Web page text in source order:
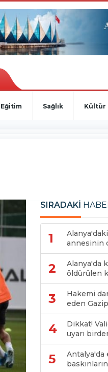
Eğitim Sağlık Kültür
SIRADAKİ
1
annesinin
2
Alanya'da
öldürülen
3
Hakemi
eden
4
Dikkat!
uyarı
5
Antalya'da